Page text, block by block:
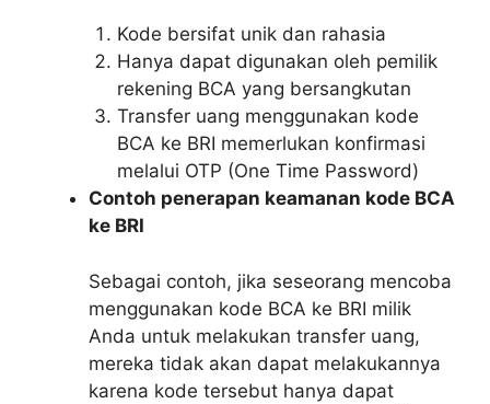
Kode bersifat unik dan rahasia
Hanya dapat digunakan oleh pemilik
rekening BCA yang bersangkutan
Transfer uang menggunakan kode
BCA ke BRI memerlukan konfirmasi
melalui OTP (One Time Password)
Contoh penerapan keamanan kode BCA
ke BRI
Sebagai contoh, jika seseorang mencoba
menggunakan kode BCA ke BRI milik
Anda untuk melakukan transfer uang,
mereka tidak akan dapat melakukannya
karena kode tersebut hanya dapat